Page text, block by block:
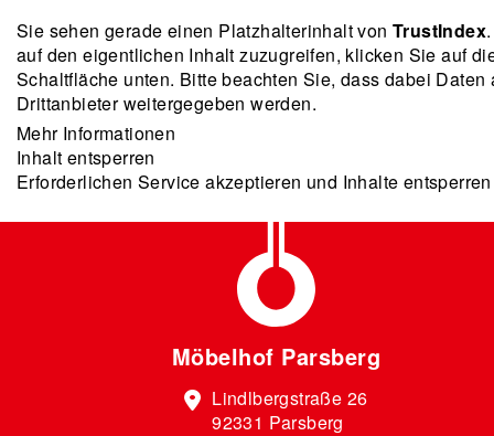
Sie sehen gerade einen Platzhalterinhalt von TrustIndex
auf den eigentlichen Inhalt zuzugreifen, klicken Sie auf
Schaltfläche unten. Bitte beachten Sie, dass dabei Daten
Drittanbieter weitergegeben werden.
Mehr Informationen
Inhalt entsperren
Erforderlichen Service akzeptieren und Inhalte entsperren
Möbelhof Parsberg
Lindlbergstraße 26
92331 Parsberg